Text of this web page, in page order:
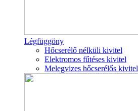
Légfüggöny
Hőcserélő nélküli kivitel
Elektromos fűtéses kivitel
Melegvizes hőcserélős kivitel